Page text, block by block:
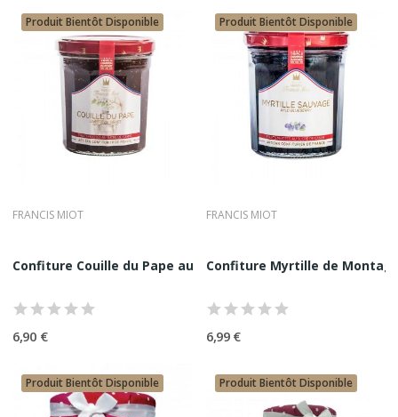
Produit Bientôt Disponible
FRANCIS MIOT
Confiture Couille du Pape aux Figues de...
6,90 €
Produit Bientôt Disponible
FRANCIS MIOT
Confiture Myrtille de
6,99 €
Produit Bientôt Disponible Produit Bientôt Disponible